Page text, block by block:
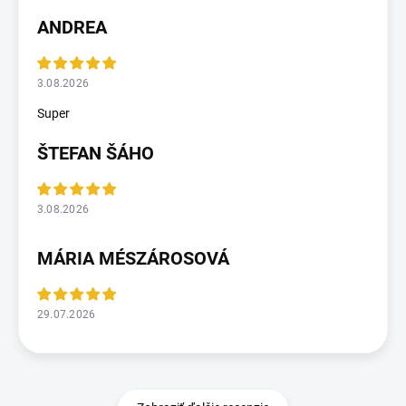
ANDREA
3.08.2026
Super
ŠTEFAN ŠÁHO
3.08.2026
MÁRIA MÉSZÁROSOVÁ
29.07.2026